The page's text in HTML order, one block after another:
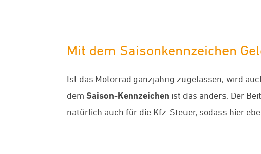
Mit dem Saisonkennzeichen
Ist das Motorrad ganzjährig zugelassen, wird
dem Saison-Kennzeichen ist das anders. Der
natürlich auch für die Kfz-Steuer, sodass hier